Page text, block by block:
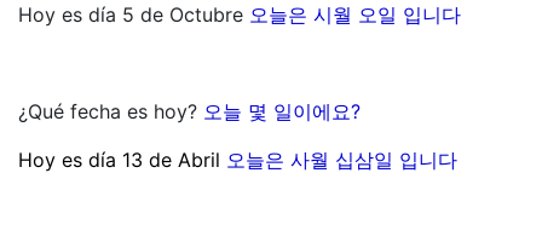
Hoy es día 5 de Octubre 오늘은 시월 오일 입니다
¿Qué fecha es hoy? 오늘 몇 일이에요?
Hoy es día 13 de Abril 오늘은 사월 십삼일 입니다